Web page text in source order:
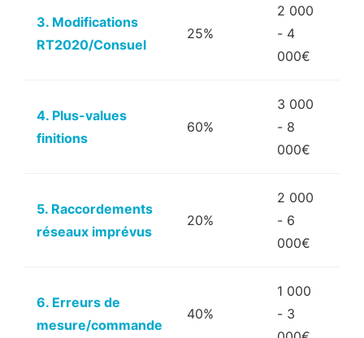
3. Modifications
RT2020/Consuel
25%
2 000
- 4
000€
4. Plus-values
finitions
60%
3 000
- 8
000€
5. Raccordements
réseaux imprévus
20%
2 000
- 6
000€
6. Erreurs de
mesure/commande
40%
1 000
- 3